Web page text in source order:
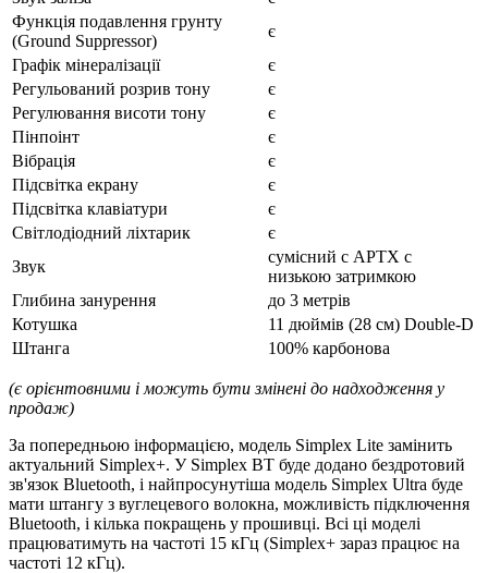
Функція подавлення грунту
(Ground Suppressor)
є
Графік мінералізації
є
Регульований розрив тону
є
Регулювання висоти тону
є
Пінпоінт
є
Вібрація
є
Підсвітка екрану
є
Підсвітка клавіатури
є
Світлодіодний ліхтарик
є
Звук
сумісний с APTX с
низькою затримкою
Глибина занурення
до 3 метрів
Котушка
11 дюймів (28 см) Double-D
Штанга
100% карбонова
(є орієнтовними і можуть бути змінені до надходження у
продаж)
За попередньою інформацією, модель Simplex Lite замінить
актуальний Simplex+. У Simplex BT буде додано бездротовий
зв'язок Bluetooth, і найпросунутіша модель Simplex Ultra буде
мати штангу з вуглецевого волокна, можливість підключення
Bluetooth, і кілька покращень у прошивці. Всі ці моделі
працюватимуть на частоті 15 кГц (Simplex+ зараз працює на
частоті 12 кГц).